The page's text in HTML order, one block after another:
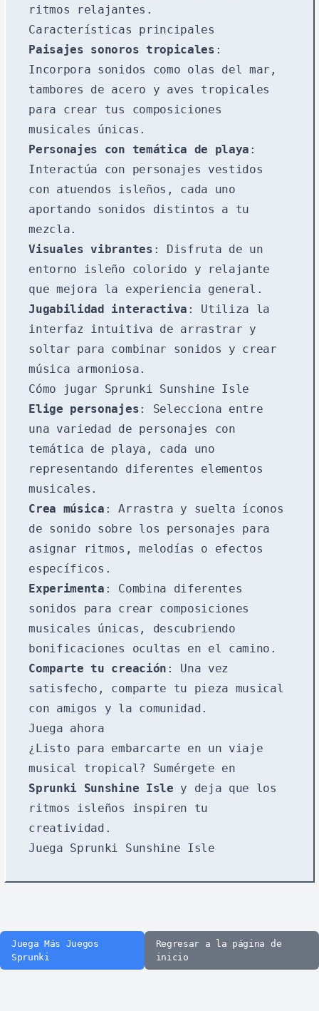
ritmos relajantes.
Características principales
Paisajes sonoros tropicales :
Incorpora sonidos como olas del mar,
tambores de acero y aves tropicales
para crear tus composiciones
musicales únicas.
Personajes con temática de playa :
Interactúa con personajes vestidos
con atuendos isleños, cada uno
aportando sonidos distintos a tu
mezcla.
Visuales vibrantes : Disfruta de un
entorno isleño colorido y relajante
que mejora la experiencia general.
Jugabilidad interactiva : Utiliza la
interfaz intuitiva de arrastrar y
soltar para combinar sonidos y crear
música armoniosa.
Cómo jugar Sprunki Sunshine Isle
Elige personajes: Selecciona entre
una variedad de personajes con
temática de playa, cada uno
representando diferentes elementos
musicales.
Crea música : Arrastra y suelta íconos
de sonido sobre los personajes para
asignar ritmos, melodías o efectos
específicos.
Experimenta : Combina diferentes
sonidos para crear composiciones
musicales únicas, descubriendo
bonificaciones ocultas en el camino.
Comparte tu creación : Una vez
satisfecho, comparte tu pieza musical
con amigos y la comunidad.
Juega ahora
¿Listo para embarcarte en un viaje
musical tropical? Sumérgete en
Sprunki Sunshine Isle y deja que los
ritmos isleños inspiren tu
creatividad.
Juega Sprunki Sunshine Isle
Juega Más Juegos
Sprunki
Regresar a la página de
inicio